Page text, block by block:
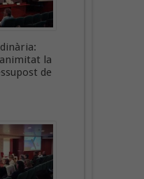
la
de